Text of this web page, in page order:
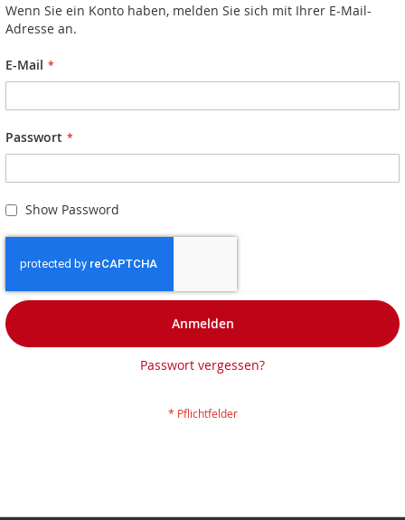
Wenn Sie ein Konto haben, melden Sie sich mit Ihrer E-Mail-
Adresse an.
E-Mail
Passwort
Show Password
Anmelden
Passwort vergessen?